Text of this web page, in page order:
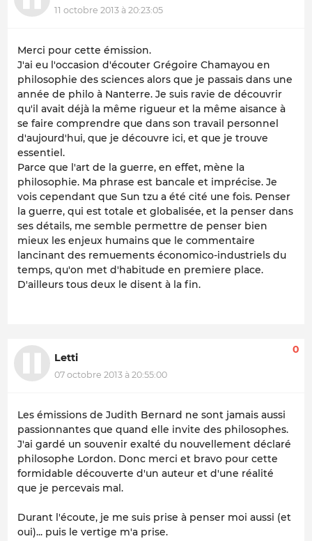
11 octobre 2013 à 20:23:05
Merci pour cette émission.
J'ai eu l'occasion d'écouter Grégoire Chamayou en
philosophie des sciences alors que je passais dans une
année de philo à Nanterre. Je suis ravie de découvrir
qu'il avait déjà la même rigueur et la même aisance à
se faire comprendre que dans son travail personnel
d'aujourd'hui, que je découvre ici, et que je trouve
essentiel.
Parce que l'art de la guerre, en effet, mène la
philosophie. Ma phrase est bancale et imprécise. Je
vois cependant que Sun tzu a été cité une fois. Penser
la guerre, qui est totale et globalisée, et la penser dans
ses détails, me semble permettre de penser bien
mieux les enjeux humains que le commentaire
lancinant des remuements économico-industriels du
temps, qu'on met d'habitude en premiere place.
D'ailleurs tous deux le disent à la fin.
Letti
07 octobre 2013 à 20:55:00
0
Les émissions de Judith Bernard ne sont jamais aussi
passionnantes que quand elle invite des philosophes.
J'ai gardé un souvenir exalté du nouvellement déclaré
philosophe Lordon. Donc merci et bravo pour cette
formidable découverte d'un auteur et d'une réalité
que je percevais mal.
Durant l'écoute, je me suis prise à penser moi aussi (et
oui)... puis le vertige m'a prise.